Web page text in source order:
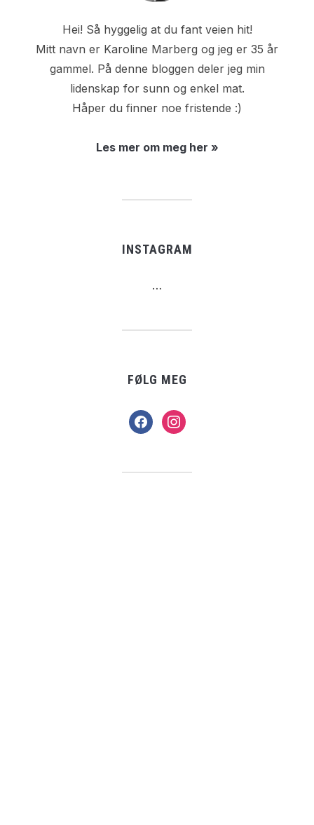
Hei! Så hyggelig at du fant veien hit!
Mitt navn er Karoline Marberg og jeg er 35 år
gammel. På denne bloggen deler jeg min
lidenskap for sunn og enkel mat.
Håper du finner noe fristende :)
Les mer om meg her »
INSTAGRAM
…
FØLG MEG
facebookinstagram